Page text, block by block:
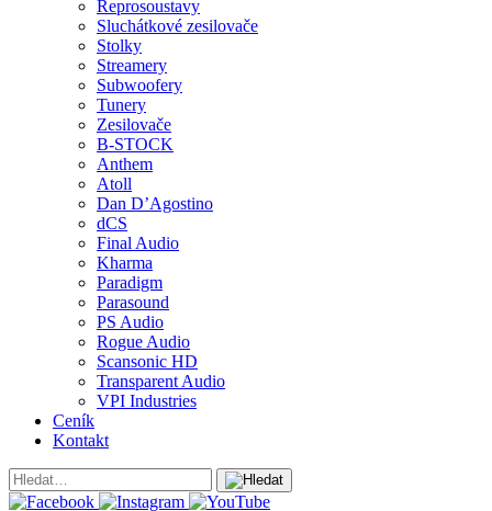
Reprosoustavy
Sluchátkové zesilovače
Stolky
Streamery
Subwoofery
Tunery
Zesilovače
B-STOCK
Anthem
Atoll
Dan D’Agostino
dCS
Final Audio
Kharma
Paradigm
Parasound
PS Audio
Rogue Audio
Scansonic HD
Transparent Audio
VPI Industries
Ceník
Kontakt